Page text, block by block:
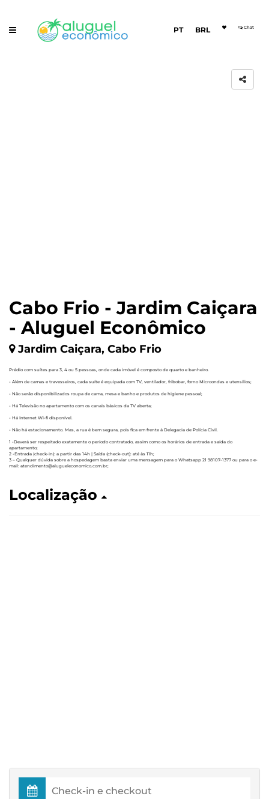
PT BRL Chat
Cabo Frio - Jardim Caiçara
- Aluguel Econômico
Jardim Caiçara, Cabo Frio
Prédio com suítes para 3, 4 ou 5 pessoas, onde cada imóvel é composto de quarto e banheiro.
- Além de camas e travesseiros, cada suíte é equipada com TV, ventilador, fribobar, forno Microondas e utensílios;
- Não serão disponibilizados roupa de cama, mesa e banho e produtos de higiene pessoal;
- Há Televisão no apartamento com os canais básicos da TV aberta;
- Há Internet Wi-fi disponível.
- Não há estacionamento. Mas, a rua é bem segura, pois fica em frente à Delegacia de Polícia Cívil.
1 -Deverá ser respeitado exatamente o período contratado, assim como os horários de entrada e saída do
apartamento;
2 -Entrada (check-in): a partir das 14h | Saída (check-out): até às 11h;
3 – Qualquer dúvida sobre a hospedagem basta enviar uma mensagem para o Whatsapp 21 98107-1377 ou para o e-
mail: atendimento@alugueleconomico.com.br;
Localização